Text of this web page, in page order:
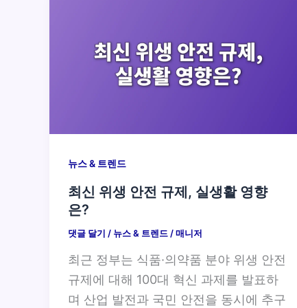
뉴스 & 트렌드
최신 위생 안전 규제, 실생활 영향
은?
댓글 달기 / 뉴스 & 트렌드 /매니저
최근 정부는 식품·의약품 분야 위생 안전
규제에 대해 100대 혁신 과제를 발표하
며 산업 발전과 국민 안전을 동시에 추구